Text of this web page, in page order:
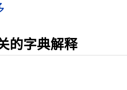
的字典解释